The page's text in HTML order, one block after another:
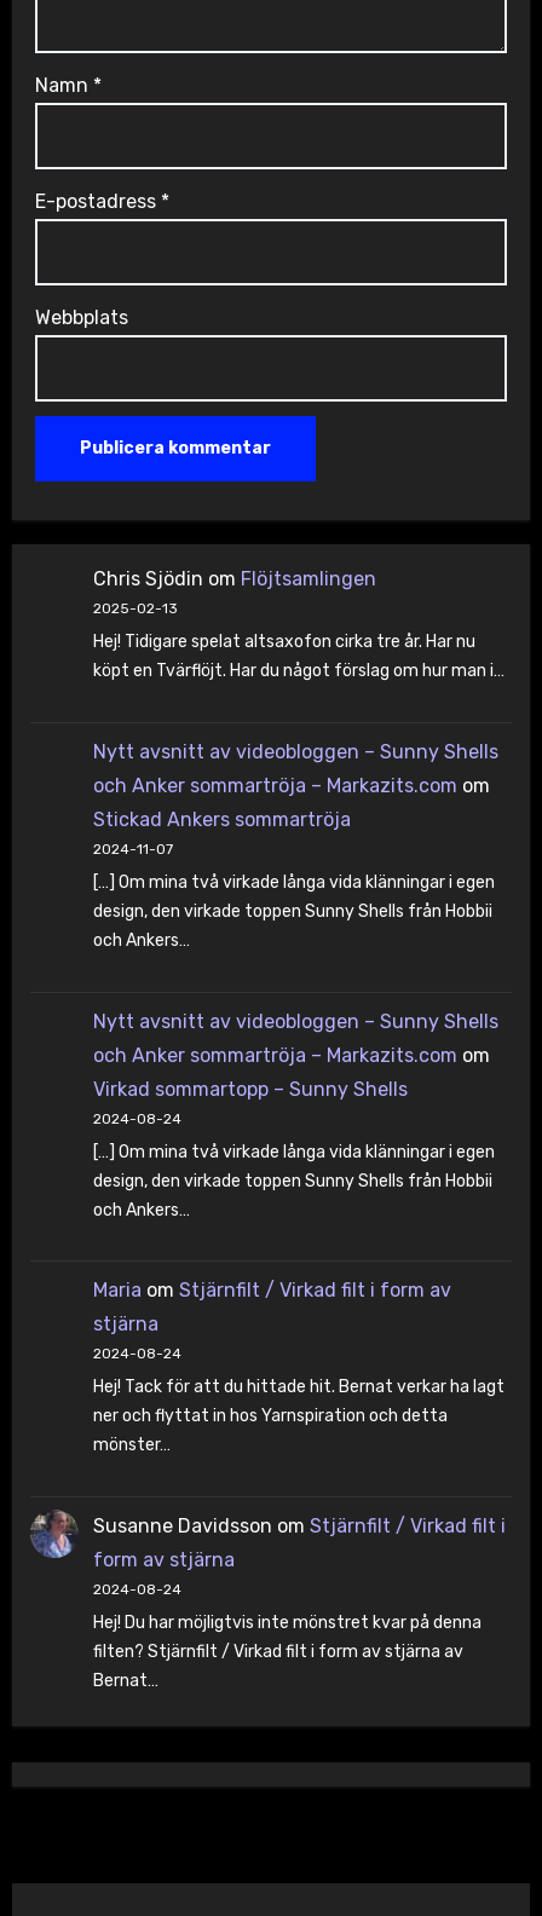
Namn *
E-postadress *
Webbplats
Chris Sjödin om Flöjtsamlingen
2025-02-13
Hej! Tidigare spelat altsaxofon cirka tre år. Har nu
köpt en Tvärflöjt. Har du något förslag om hur man i…
Nytt avsnitt av videobloggen – Sunny Shells
och Anker sommartröja – Markazits.com om
Stickad Ankers sommartröja
2024-11-07
[…] Om mina två virkade långa vida klänningar i egen
design, den virkade toppen Sunny Shells från Hobbii
och Ankers…
Nytt avsnitt av videobloggen – Sunny Shells
och Anker sommartröja – Markazits.com om
Virkad sommartopp – Sunny Shells
2024-08-24
[…] Om mina två virkade långa vida klänningar i egen
design, den virkade toppen Sunny Shells från Hobbii
och Ankers…
Maria om Stjärnfilt / Virkad filt i form av
stjärna
2024-08-24
Hej! Tack för att du hittade hit. Bernat verkar ha lagt
ner och flyttat in hos Yarnspiration och detta
mönster…
Susanne Davidsson om Stjärnfilt / Virkad filt i
form av stjärna
2024-08-24
Hej! Du har möjligtvis inte mönstret kvar på denna
filten? Stjärnfilt / Virkad filt i form av stjärna av
Bernat…